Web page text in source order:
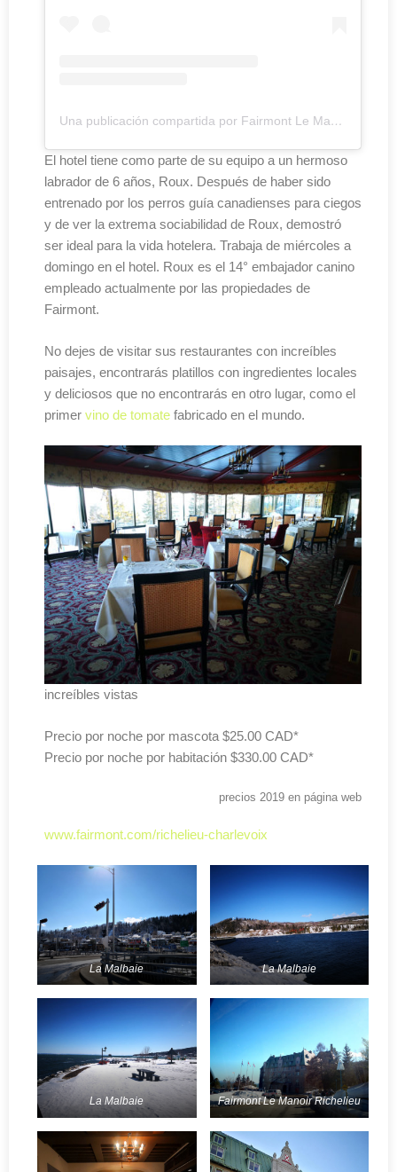
Una publicación compartida por Fairmont Le Manoir Richelieu (@fairmontmanoir)
El hotel tiene como parte de su equipo a un hermoso
labrador de 6 años, Roux. Después de haber sido
entrenado por los perros guía canadienses para ciegos
y de ver la extrema sociabilidad de Roux, demostró
ser ideal para la vida hotelera. Trabaja de miércoles a
domingo en el hotel. Roux es el 14° embajador canino
empleado actualmente por las propiedades de
Fairmont.
No dejes de visitar sus restaurantes con increíbles
paisajes, encontrarás platillos con ingredientes locales
y deliciosos que no encontrarás en otro lugar, como el
primer vino de tomate fabricado en el mundo.
increíbles vistas
Precio por noche por mascota $25.00 CAD*
Precio por noche por habitación $330.00 CAD*
precios 2019 en página web
www.fairmont.com/richelieu-charlevoix
La Malbaie La Malbaie
La Malbaie Fairmont Le Manoir Richelieu